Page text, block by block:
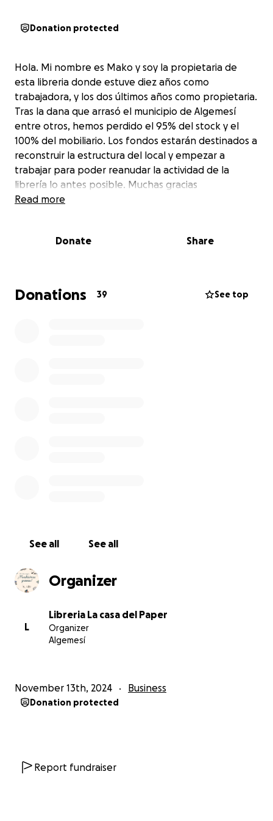
Donation protected
Hola. Mi nombre es Mako y soy la propietaria de
esta libreria donde estuve diez años como
trabajadora, y los dos últimos años como propietaria.
Tras la dana que arrasó el municipio de Algemesí
entre otros, hemos perdido el 95% del stock y el
100% del mobiliario. Los fondos estarán destinados a
reconstruir la estructura del local y empezar a
trabajar para poder reanudar la actividad de la
librería lo antes posible. Muchas gracias
Read more
Donate Share
Donations 39 See top
See all See all
Organizer
L
Libreria La casa del Paper
Organizer
Algemesí
November 13th, 2024 Business
Donation protected
Report fundraiser